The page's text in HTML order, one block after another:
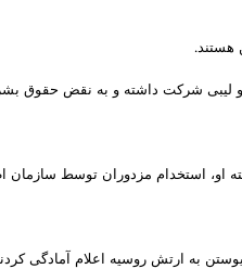
هستند.
لیبی شرکت داشته و به نقض حقوق
او، استخدام مزدوران توسط
به ارتش روسیه اعلام آمادگی